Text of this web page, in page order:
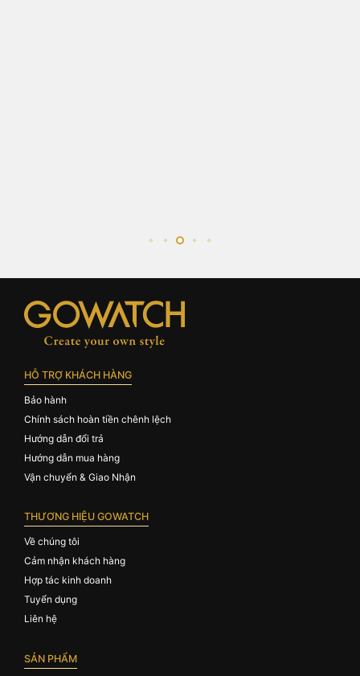
HỖ TRỢ KHÁCH HÀNG
Bảo hành
Chính sách hoàn tiền chênh lệch
Hướng dẫn đổi trả
Hướng dẫn mua hàng
Vận chuyển & Giao Nhận
THƯƠNG HIỆU GOWATCH
Về chúng tôi
Cảm nhận khách hàng
Hợp tác kinh doanh
Tuyển dụng
Liên hệ
SẢN PHẨM